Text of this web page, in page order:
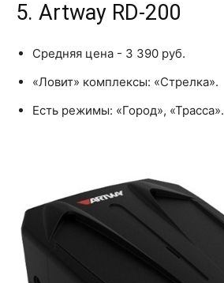
5. Artway RD-200
Средняя цена - 3 390 руб.
«Ловит» комплексы: «Стрелка».
Есть режимы: «Город», «Трасса».